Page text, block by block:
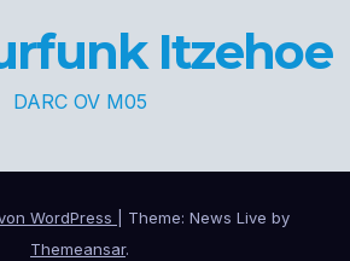
Itzehoe
DARC OV M05
WordPress
Theme: News Live by
Themeansar.